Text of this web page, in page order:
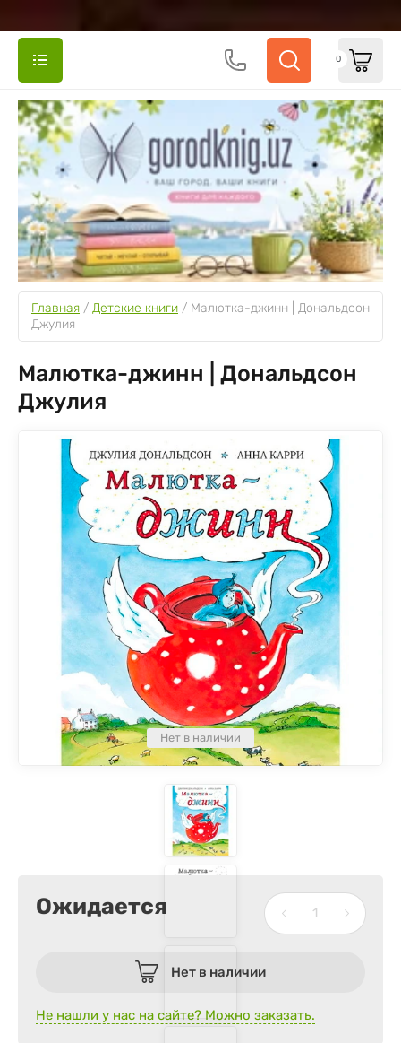
0
Главная / Детские книги / Малютка-джинн | Дональдсон
Джулия
Малютка-джинн | Дональдсон
Джулия
Нет в наличии
Ожидается
Нет в наличии
Не нашли у нас на сайте? Можно заказать.